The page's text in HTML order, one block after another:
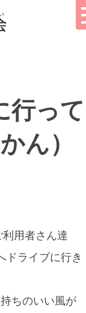
行って
ん）
用者さん達
ドライブに行き
ちのいい風が